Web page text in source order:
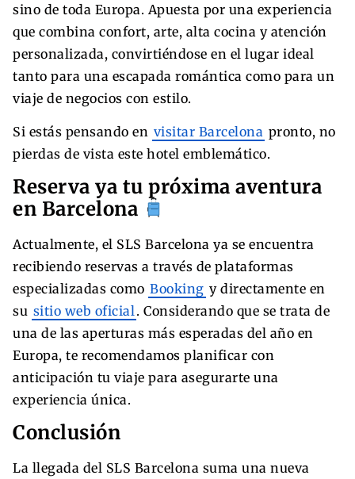
sino de toda Europa. Apuesta por una experiencia
que combina confort, arte, alta cocina y atención
personalizada, convirtiéndose en el lugar ideal
tanto para una escapada romántica como para un
viaje de negocios con estilo.
Si estás pensando en visitar Barcelona pronto, no
pierdas de vista este hotel emblemático.
Reserva ya tu próxima aventura
en Barcelona
Actualmente, el SLS Barcelona ya se encuentra
recibiendo reservas a través de plataformas
especializadas como Booking y directamente en
su sitio web oficial . Considerando que se trata de
una de las aperturas más esperadas del año en
Europa, te recomendamos planificar con
anticipación tu viaje para asegurarte una
experiencia única.
Conclusión
La llegada del SLS Barcelona suma una nueva